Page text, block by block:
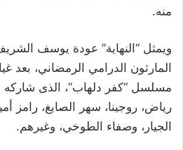
منه.
ويمثل “النهاية” عودة يوسف
المارثون الدرامي الرمضاني، بعد
مسلسل “كفر دلهاب”، الذى
رياض، روجينا، سهر الصايغ، رامز
الجيار، وصفاء الطوخي، وغيرهم.